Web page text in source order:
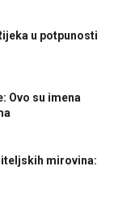
u potpunosti
Ovo su imena
mirovina: